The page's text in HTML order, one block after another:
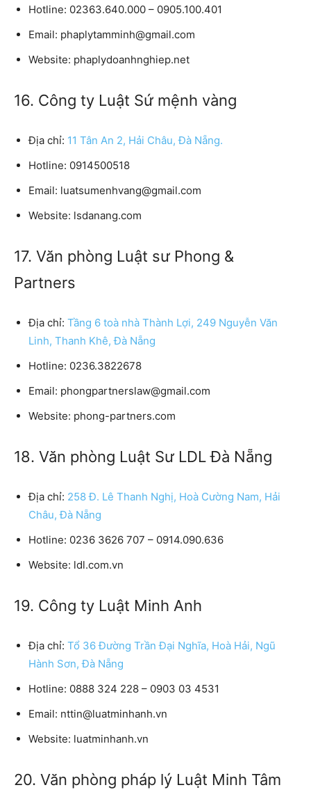
Hotline: 02363.640.000 – 0905.100.401
Email: phaplytamminh@gmail.com
Website: phaplydoanhnghiep.net
16. Công ty Luật Sứ mệnh vàng
Địa chỉ: 11 Tân An 2, Hải Châu, Đà Nẵng.
Hotline: 0914500518
Email: luatsumenhvang@gmail.com
Website: lsdanang.com
17. Văn phòng Luật sư Phong &
Partners
Địa chỉ: Tầng 6 toà nhà Thành Lợi, 249 Nguyễn Văn
Linh, Thanh Khê, Đà Nẵng
Hotline: 0236.3822678
Email: phongpartnerslaw@gmail.com
Website: phong-partners.com
18. Văn phòng Luật Sư LDL Đà Nẵng
Địa chỉ: 258 Đ. Lê Thanh Nghị, Hoà Cường Nam, Hải
Châu, Đà Nẵng
Hotline: 0236 3626 707 – 0914.090.636
Website: ldl.com.vn
19. Công ty Luật Minh Anh
Địa chỉ: Tổ 36 Đường Trần Đại Nghĩa, Hoà Hải, Ngũ
Hành Sơn, Đà Nẵng
Hotline: 0888 324 228 – 0903 03 4531
Email: nttin@luatminhanh.vn
Website: luatminhanh.vn
20. Văn phòng pháp lý Luật Minh Tâm